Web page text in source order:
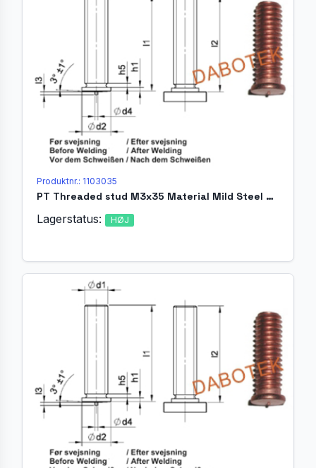
Produktnr.: 1103035
PT Threaded stud M3x35 Material Mild Steel 4.8 acc. EN ISO 13918
Lagerstatus: HØJ